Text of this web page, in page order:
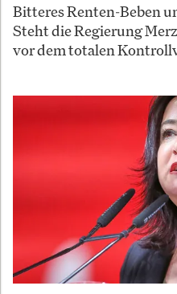
Bitteres Renten-Beben
Steht die Regierung
vor dem totalen